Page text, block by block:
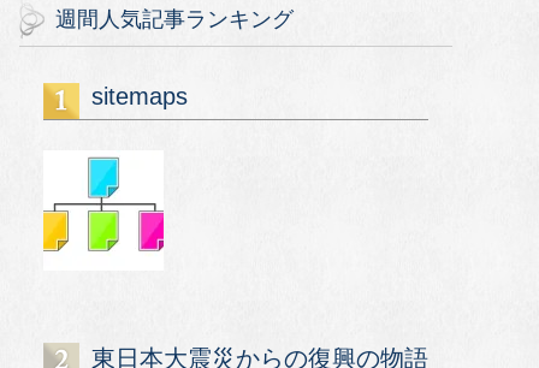
週間人気記事ランキング
sitemaps
東日本大震災からの復興の物語